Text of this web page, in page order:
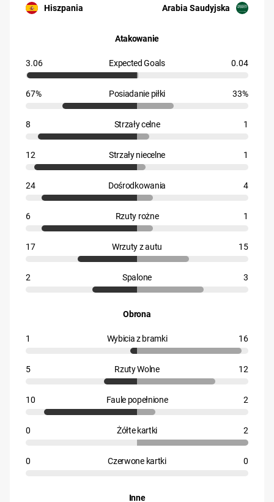
Uczestnik: Hiszpania
Hiszpania Uczestnik: Arabia Saudyjska
Arabia Saudyjska
Atakowanie
3.06 Expected Goals 0.04
67% Posiadanie piłki 33%
8 Strzały celne 1
12 Strzały niecelne 1
24 Dośrodkowania 4
6 Rzuty rożne 1
17 Wrzuty z autu 15
2 Spalone 3
Obrona
1 Wybicia z bramki 16
5 Rzuty Wolne 12
10 Faule popełnione 2
0 Żółte kartki 2
0 Czerwone kartki 0
Inne